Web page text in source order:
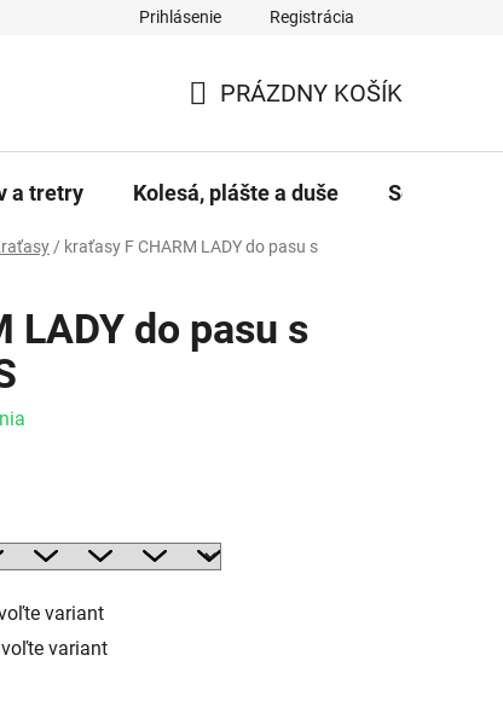
Prihlásenie Registrácia
PRÁZDNY KOŠÍK
a tretry Kolesá, plášte a duše Servis a
/ kraťasy F CHARM LADY do pasu s
LADY do pasu s
5 hviezdičiek.
variant
variant